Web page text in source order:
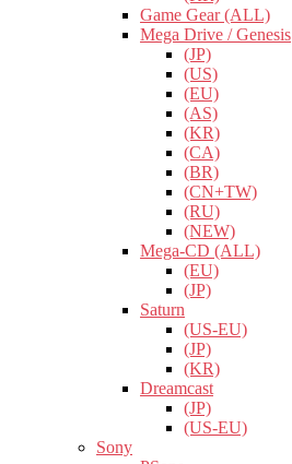
Game Gear (ALL)
Mega Drive / Genesis
(JP)
(US)
(EU)
(AS)
(KR)
(CA)
(BR)
(CN+TW)
(RU)
(NEW)
Mega-CD (ALL)
(EU)
(JP)
Saturn
(US-EU)
(JP)
(KR)
Dreamcast
(JP)
(US-EU)
Sony